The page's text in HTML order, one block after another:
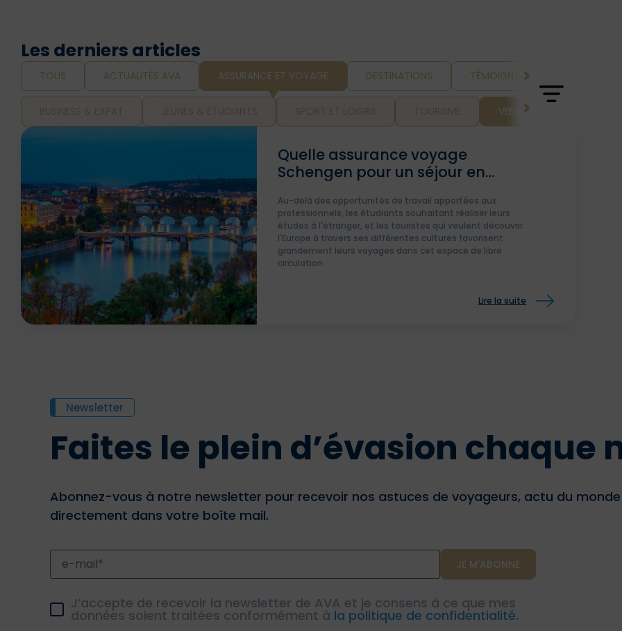
Les derniers articles
TOUS ACTUALITÉS AVA ASSURANCE ET VOYAGE DESTINATIONS TÉMOIGNAGES
BUSINESS & EXPAT JEUNES & ÉTUDIANTS SPORT ET LOISIRS TOURISME VENIR EN EUROPE
Quelle assurance voyage
Schengen pour un séjour en
Au-delà des opportunités de travail apportées aux
professionnels, les étudiants souhaitant réaliser leurs
études à l'étranger, et les touristes qui veulent découvrir
l'Europe à travers ses différentes cultures favorisent
grandement leurs voyages dans cet espace de libre
circulation.
Lire la suite
Newsletter
Faites le plein d’évasion chaque
Abonnez-vous à notre newsletter pour recevoir nos astuces de voyageurs, actu du
directement dans votre boîte mail.
J’accepte de recevoir la newsletter de AVA et je consens à ce que mes
données soient traitées conformément à la politique de confidentialité.